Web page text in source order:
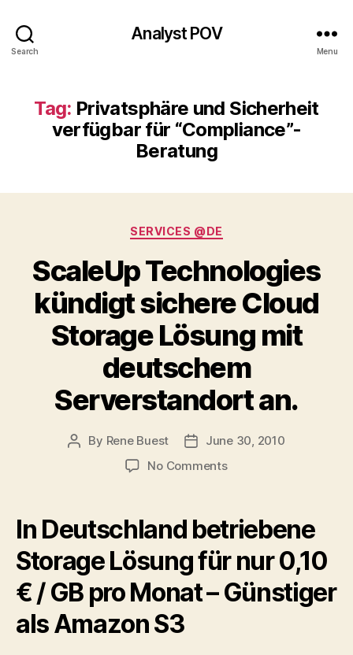
Search
Analyst POV
Menu
Tag: Privatsphäre und Sicherheit
verfügbar für “Compliance”-
Beratung
Categories
SERVICES @DE
ScaleUp Technologies
kündigt sichere Cloud
Storage Lösung mit
deutschem
Serverstandort an.
Post
By Rene Buest
PostJune 30, 2010
No Commentson
kündigt
sichere
Storage
Lösung
mit
In Deutschland betriebene
Storage Lösung für nur 0,10
€ / GB pro Monat – Günstiger
als Amazon S3